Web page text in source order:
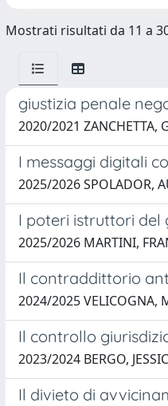
Mostrati risultati da 11 a
giustizia penale
2020/2021 ZANCHETTA,
I messaggi digitali
2025/2026 SPOLADOR,
I poteri istruttori del
2025/2026 MARTINI,
Il contraddittorio
2024/2025 VELICOGNA,
Il controllo
2023/2024 BERGO,
Il divieto di